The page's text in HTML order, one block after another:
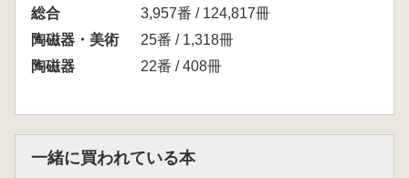
第6節 小結
第3章 高麗陶器の生産
第1節 本章の課題
現
総合
3,957番 / 124,817冊
陶磁器・美術
25番 / 1,318冊
陶磁器
22番 / 408冊
一緒に買われている本